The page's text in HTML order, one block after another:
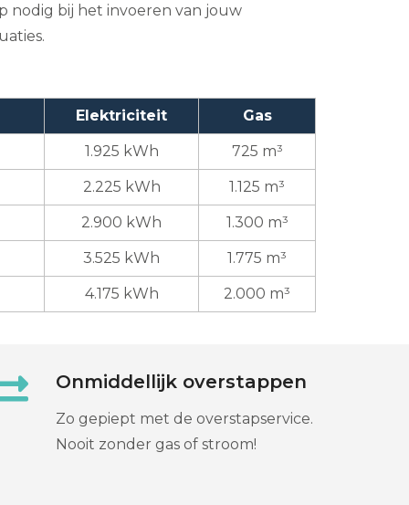
nodig bij het invoeren van jouw
Elektriciteit Gas
1.925 kWh 725 m³
2.225 kWh 1.125 m³
2.900 kWh 1.300 m³
3.525 kWh 1.775 m³
4.175 kWh 2.000 m³
Onmiddellijk overstappen
Zo gepiept met de overstapservice.
Nooit zonder gas of stroom!